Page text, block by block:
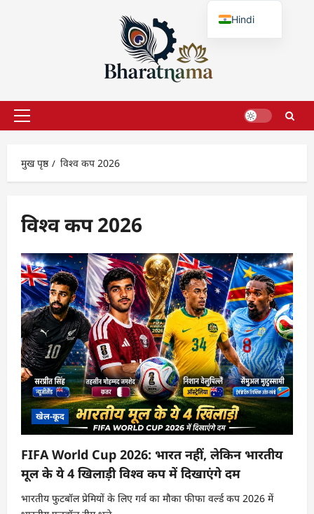
प्राथमिक
मुख पृष्ठ
विश्व कप 2026
विश्व कप 2026
खेल-कूद
FIFA World Cup 2026: भारत नहीं, लेकिन भारतीय
मूल के ये 4 खिलाड़ी विश्व कप में दिखाएंगे दम
भारतीय फुटबॉल प्रेमियों के लिए गर्व का मौका फीफा वर्ल्ड कप 2026 में
Hindi